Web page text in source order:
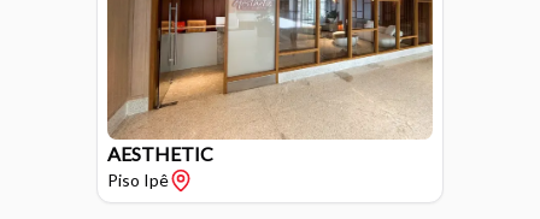
AESTHETIC
Piso Ipê